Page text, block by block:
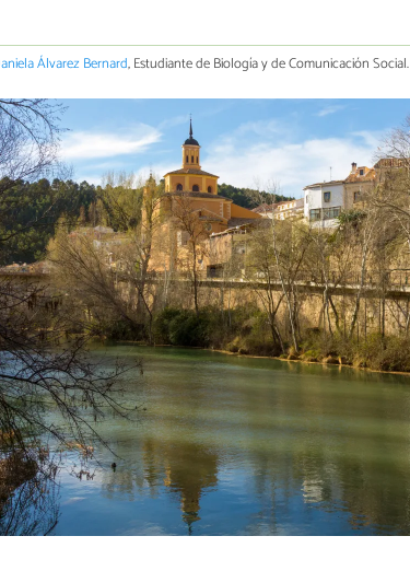
Álvarez Bernard, Estudiante de Biología y de Comunicación Social.